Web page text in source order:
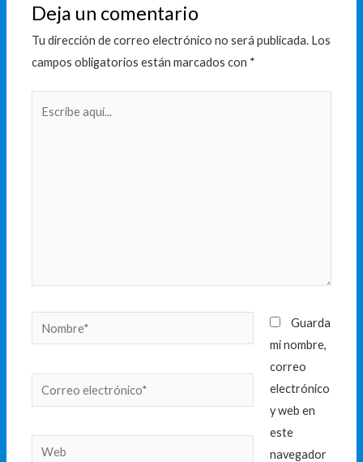
Deja un comentario
Tu dirección de correo electrónico no será publicada. Los
campos obligatorios están marcados con *
Nombre*
Correo
electrónico*
Web
Guarda
mi nombre,
correo
electrónico
y web en
este
navegador